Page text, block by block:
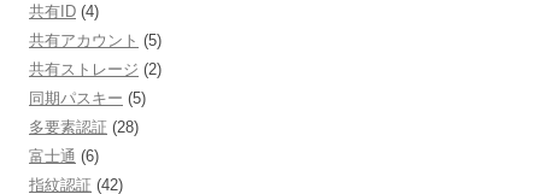
共有ID (4)
共有アカウント (5)
共有ストレージ (2)
同期パスキー (5)
多要素認証 (28)
富士通 (6)
指紋認証 (42)